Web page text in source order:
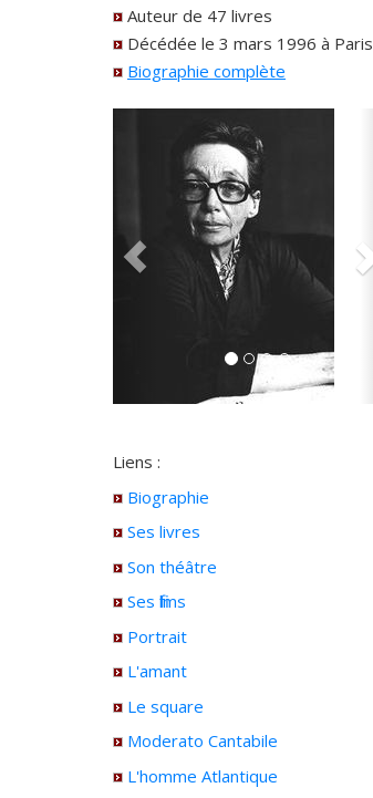
Auteur de 47 livres
Décédée le 3 mars 1996 à Paris
Biographie complète
Liens :
Biographie
Ses livres
Son théâtre
Ses films
Portrait
L'amant
Le square
Moderato Cantabile
L'homme Atlantique